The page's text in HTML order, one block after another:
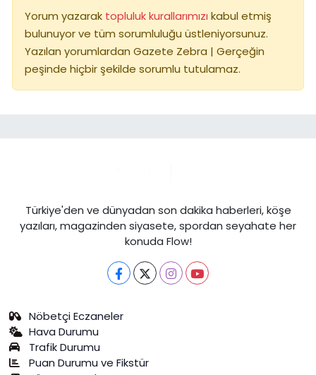
Yorum yazarak topluluk kurallarımızı kabul etmiş
bulunuyor ve tüm sorumluluğu üstleniyorsunuz.
Yazılan yorumlardan Gazete Zebra | Gerçeğin
peşinde hiçbir şekilde sorumlu tutulamaz.
Türkiye'den ve dünyadan son dakika haberleri, köşe
yazıları, magazinden siyasete, spordan seyahate her
konuda Flow!
Nöbetçi Eczaneler
Hava Durumu
Trafik Durumu
Puan Durumu ve Fikstür